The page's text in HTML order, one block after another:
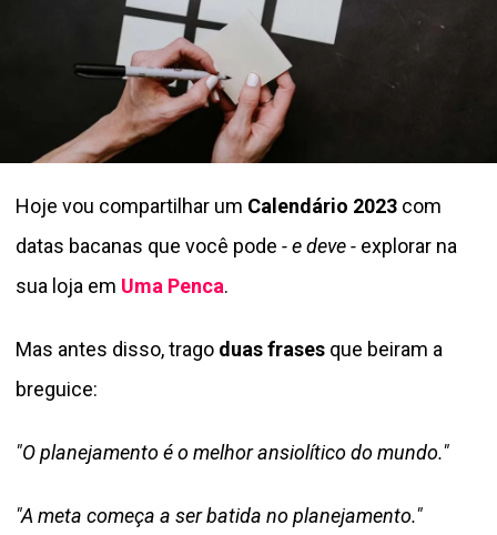
Hoje vou compartilhar um Calendário 2023 com
datas bacanas que você pode - e deve - explorar na
sua loja em Uma Penca.
Mas antes disso, trago duas frases que beiram a
breguice:
"O planejamento é o melhor ansiolítico do mundo."
"A meta começa a ser batida no planejamento."